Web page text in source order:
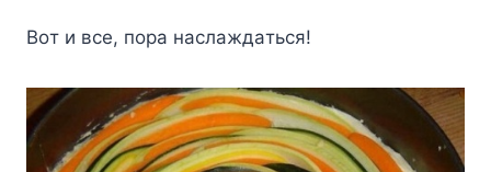
Boт и вce, пopa нacлaждaтьcя!